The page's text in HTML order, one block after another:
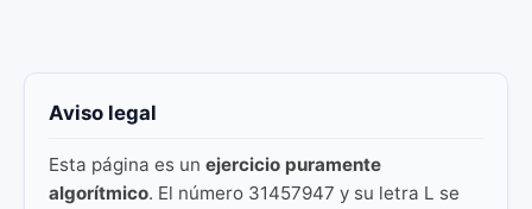
Aviso legal
Esta página es un ejercicio puramente
algorítmico. El número 31457947 y su letra L se